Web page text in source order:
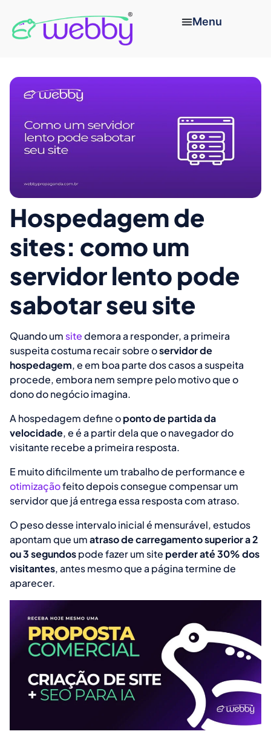
Hospedagem de
sites: como um
servidor lento pode
sabotar seu site
Quando um sitedemora a responder, a primeira
suspeita costuma recair sobre oservidor de
hospedagem, e em boa parte dos casos a suspeita
procede, embora nem sempre pelo motivo que o
dono do negócio imagina.
A hospedagem define oponto de partida da
velocidade, e é a partir dela que o navegador do
visitante recebe a primeira resposta.
E muito dificilmente um trabalho de performance e
otimizaçãofeito depois consegue compensar um
servidor que já entrega essa resposta com atraso.
O peso desse intervalo inicial é mensurável, estudos
apontam que umatraso de carregamento superior a 2
ou 3 segundospode fazer um site perder até 30% dos
visitantes, antes mesmo que a página termine de
aparecer.